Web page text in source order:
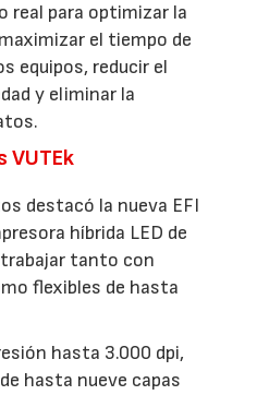
real para optimizar la
el tiempo de
equipos, reducir el
y eliminar la
VUTEk
destacó la nueva EFI
híbrida LED de
tanto con
flexibles de hasta
hasta 3.000 dpi,
hasta nueve capas